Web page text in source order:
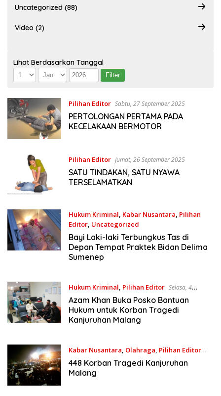
Uncategorized (88)
Video (2)
Lihat Berdasarkan Tanggal
Pilihan Editor Sabtu, 27 September 2025
PERTOLONGAN PERTAMA PADA
KECELAKAAN BERMOTOR
Pilihan Editor Jumat, 26 September 2025
SATU TINDAKAN, SATU NYAWA
TERSELAMATKAN
Hukum Kriminal, Kabar Nusantara, Pilihan
Editor, Uncategorized
Rabu, 11 Januari 2023
Bayi Laki-laki Terbungkus Tas di
Depan Tempat Praktek Bidan Delima
Sumenep
Hukum Kriminal, Pilihan Editor Selasa, 4
Oktober 2022
Azam Khan Buka Posko Bantuan
Hukum untuk Korban Tragedi
Kanjuruhan Malang
Kabar Nusantara, Olahraga, Pilihan Editor
Senin, 3 Oktober 2022
448 Korban Tragedi Kanjuruhan
Malang